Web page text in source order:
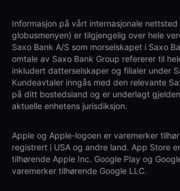
Informasjon på vårt internasjonale
globusmenyen) er tilgjengelig over hele
Saxo Bank A/S som morselskapet i Saxo
omtale av Saxo Bank Group refererer til
inkludert datterselskaper og filialer under
Kundeavtaler inngås med den relevante
på ditt bostedsland og er underlagt
aktuelle enhetens jurisdiksjon.
Apple og Apple-logoen er varemerker
registrert i USA og andre land. App Store
tilhørende Apple Inc. Google Play og
varemerker tilhørende Google LLC.